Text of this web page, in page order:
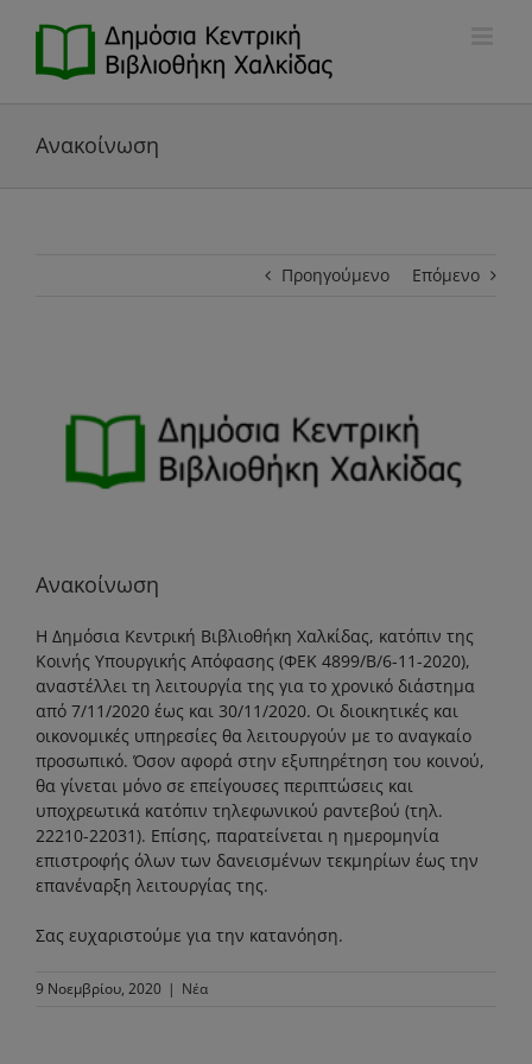
περιεχόμενο
Ανακοίνωση
Προηγούμενο Επόμενο
εικόνας
Ανακοίνωση
Η Δημόσια Κεντρική Βιβλιοθήκη Χαλκίδας, κατόπιν της
Κοινής Υπουργικής Απόφασης (ΦΕΚ 4899/Β/6-11-2020),
αναστέλλει τη λειτουργία της για το χρονικό διάστημα
από 7/11/2020 έως και 30/11/2020. Οι διοικητικές και
οικονομικές υπηρεσίες θα λειτουργούν με το αναγκαίο
προσωπικό. Όσον αφορά στην εξυπηρέτηση του κοινού,
θα γίνεται μόνο σε επείγουσες περιπτώσεις και
υποχρεωτικά κατόπιν τηλεφωνικού ραντεβού (τηλ.
22210-22031). Επίσης, παρατείνεται η ημερομηνία
επιστροφής όλων των δανεισμένων τεκμηρίων έως την
επανέναρξη λειτουργίας της.
Σας ευχαριστούμε για την κατανόηση.
9 Νοεμβρίου, 2020 | Νέα